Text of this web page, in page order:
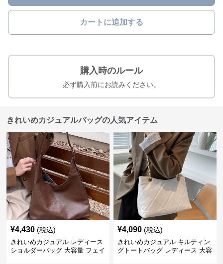
カートに追加する
購入時のルール
必ず購入前にお読みください。
きれいめカジュアルバッグの人気アイテム
¥4,430 (税込)
きれいめカジュアル レディース
ショルダーバッグ 大容量 フェイ
¥4,090 (税込)
きれいめカジュアル キルティン
グトートバッグ レディース 大容